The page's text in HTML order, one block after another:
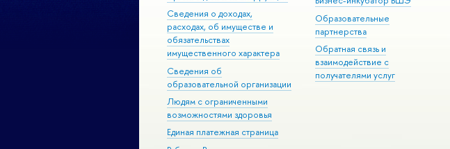
Сведения о доходах,
расходах, об имуществе и
обязательствах
имущественного характера
Сведения об
образовательной организации
Людям с ограниченными
возможностями здоровья
Единая платежная страница
Образовательные
партнерства
Обратная связь и
взаимодействие с
получателями услуг